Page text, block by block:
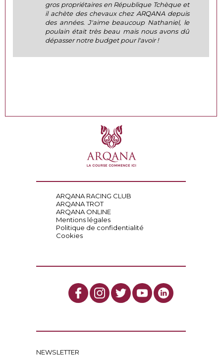
gros propriétaires en République Tchèque et
il achète des chevaux chez ARQANA depuis
des années. J'aime beaucoup Nathaniel, le
poulain était très beau mais nous avons dû
dépasser notre budget pour l'avoir !
ARQANA RACING CLUB
ARQANA TROT
ARQANA ONLINE
Mentions légales
Politique de confidentialité
Cookies
NEWSLETTER